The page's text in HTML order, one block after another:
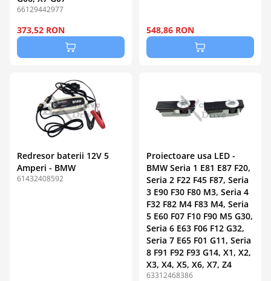
66129442977
373,52 RON 548,86 RON
Redresor baterii 12V 5
Amperi - BMW
61432408592
Proiectoare usa LED -
BMW Seria 1 E81 E87 F20,
Seria 2 F22 F45 F87, Seria
3 E90 F30 F80 M3, Seria 4
F32 F82 M4 F83 M4, Seria
5 E60 F07 F10 F90 M5 G30,
Seria 6 E63 F06 F12 G32,
Seria 7 E65 F01 G11, Seria
8 F91 F92 F93 G14, X1, X2,
X3, X4, X5, X6, X7, Z4
63312468386